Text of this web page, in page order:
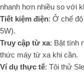
nhanh hơn nhiều so với
Tiết kiệm điện: Ở chế
5W).
Truy cập từ xa: Bật tính
thức máy từ xa khi cần.
Ví dụ thực tế: Tôi thử